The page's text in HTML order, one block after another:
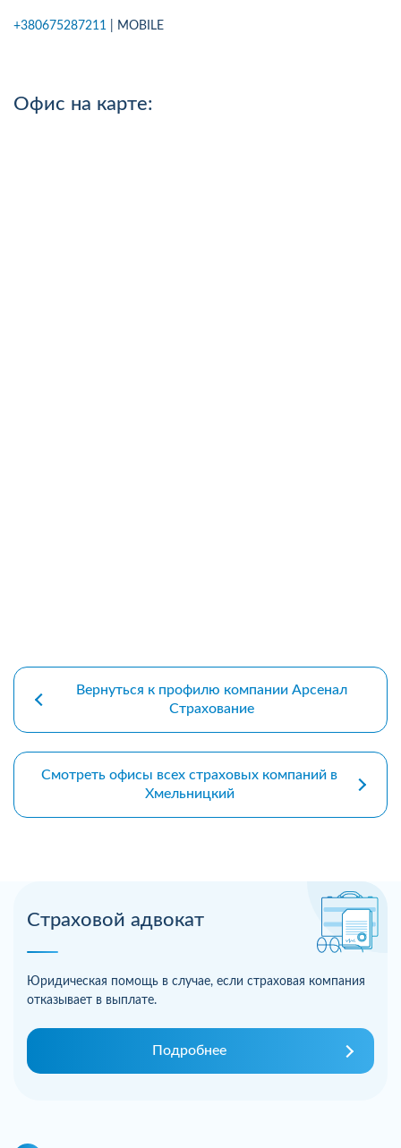
Страховой адвокат
Юридическая помощь в случае, если страховая компания
отказывает в выплате.
Подробнее
+380675287211 | MOBILE
Офис на карте:
Вернуться к профилю компании Арсенал
Страхование
Смотреть офисы всех страховых компаний в
Хмельницкий